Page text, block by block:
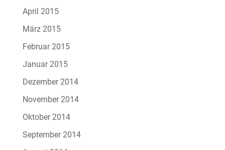
April 2015
März 2015
Februar 2015
Januar 2015
Dezember 2014
November 2014
Oktober 2014
September 2014